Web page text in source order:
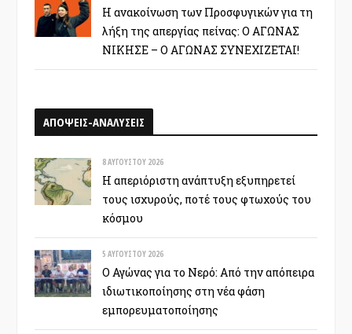
Η ανακοίνωση των Προσφυγικών για τη
λήξη της απεργίας πείνας: Ο ΑΓΩΝΑΣ
ΝΙΚΗΣΕ – Ο ΑΓΩΝΑΣ ΣΥΝΕΧΙΖΕΤΑΙ!
ΑΠΟΨΕΙΣ-ΑΝΑΛΥΣΕΙΣ
8 ΑΥΓΟΎΣΤΟΥ 2026
Η απεριόριστη ανάπτυξη εξυπηρετεί
τους ισχυρούς, ποτέ τους φτωχούς του
κόσμου
5 ΑΥΓΟΎΣΤΟΥ 2026
Ο Αγώνας για το Νερό: Από την απόπειρα
ιδιωτικοποίησης στη νέα φάση
εμπορευματοποίησης